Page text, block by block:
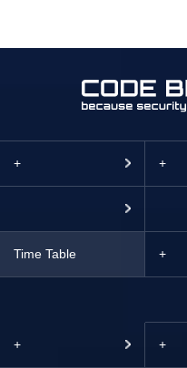
+ +
Time Table +
+ +